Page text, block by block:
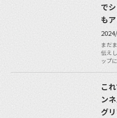
で
も
まだ
伝え
ップ
こ
ン
グ